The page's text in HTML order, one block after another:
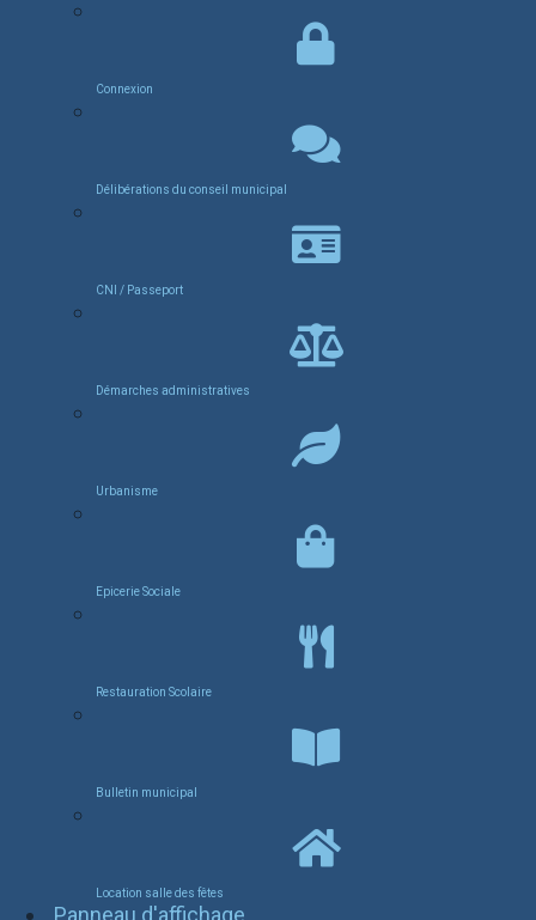
Connexion
Délibérations du conseil municipal
CNI / Passeport
Démarches administratives
Urbanisme
Epicerie Sociale
Restauration Scolaire
Bulletin municipal
Location salle des fêtes